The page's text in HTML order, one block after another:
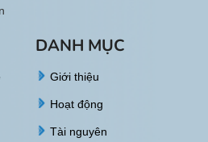
DANH MỤC
Giới thiệu
Hoạt động
Tài nguyên